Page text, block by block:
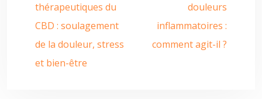
thérapeutiques du
CBD : soulagement
de la douleur, stress
et bien-être
douleurs
inflammatoires :
comment agit-il ?